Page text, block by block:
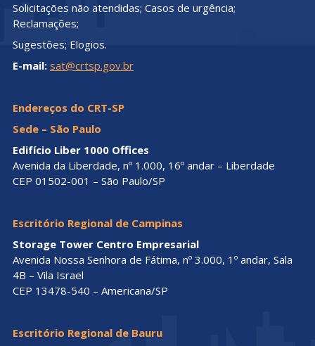
Solicitações não atendidas; Casos de urgência;
Reclamações;
Sugestões; Elogios.
E-mail: sat@crtsp.gov.br
Endereços do CRT-SP
Sede – São Paulo
Edifício Liber 1000 Offices
Avenida da Liberdade, nº 1.000, 16º andar – Liberdade
CEP 01502-001 – São Paulo/SP
Escritório Regional de Campinas
Storage Tower Centro Empresarial
Avenida Nossa Senhora de Fátima, nº 3.000, 1º andar, Sala
4B – Vila Israel
CEP 13478-540 – Americana/SP
Escritório Regional de Bauru